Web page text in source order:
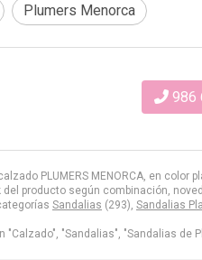
PLUMERS MENORCA, en color
del producto según combinación,
Sandalias (293), Sandalias
"Calzado", "Sandalias", "Sandalias de
Plumers Menorca
986